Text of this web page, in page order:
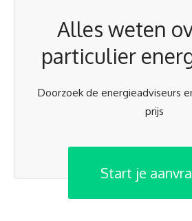
Alles weten
particulier
Doorzoek de energieadviseurs
prijs
Start je